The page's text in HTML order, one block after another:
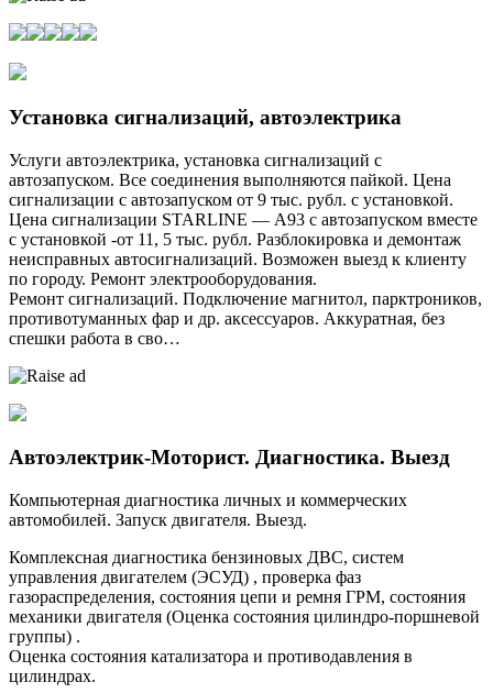
Установка сигнализаций, автоэлектрика
Услуги автоэлектрика, установка сигнализаций с
автозапуском. Все соединения выполняются пайкой. Цена
сигнализации с автозапуском от 9 тыс. рубл. с установкой.
Цена сигнализации SТАRLINЕ — А93 с автозапуском вместе
с установкой -от 11, 5 тыс. рубл. Разблокировка и демонтаж
неисправных автосигнализаций. Возможен выезд к клиенту
по городу. Ремонт электрооборудования.
Ремонт сигнализаций. Подключение магнитол, парктроников,
противотуманных фар и др. аксессуаров. Аккуратная, без
спешки работа в сво…
Автоэлектрик-Моторист. Диагностика. Выезд
Компьютерная диагностика личных и коммерческих
автомобилей. Запуск двигателя. Выезд.
Комплексная диагностика бензиновых ДВС, систем
управления двигателем (ЭСУД) , проверка фаз
газораспределения, состояния цепи и ремня ГРМ, состояния
механики двигателя (Оценка состояния цилиндро-поршневой
группы) .
Оценка состояния катализатора и противодавления в
цилиндрах.